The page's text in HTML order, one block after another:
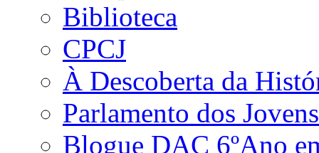
Biblioteca
CPCJ
À Descoberta da
Parlamento dos Jovens
Blogue DAC 6ºAno